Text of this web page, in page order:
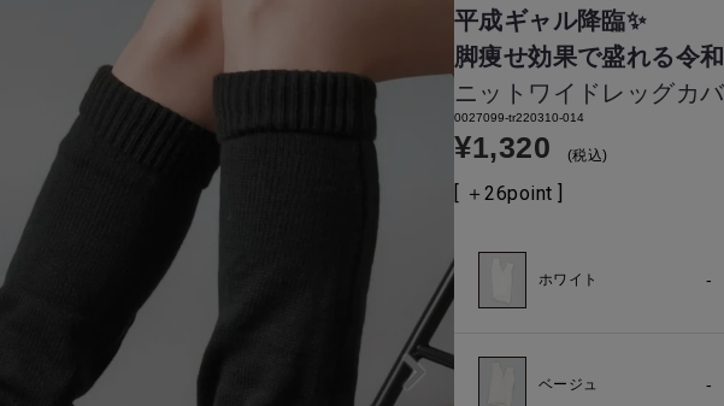
平成ギャル降臨✨
脚痩せ効果で盛れる令
ニットワイドレッグカ
0027099-tr220310-014
¥1,320 税込
[ ＋ 26point ]
ホワイト -
ベージュ -